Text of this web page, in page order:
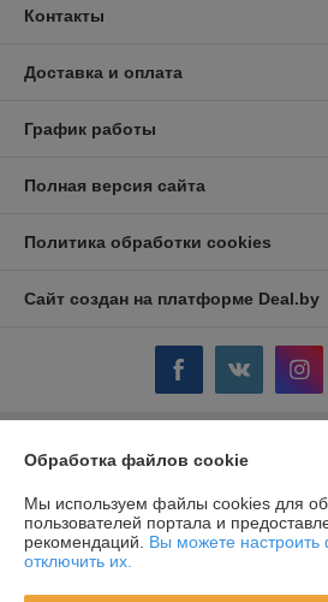
Контакты
Доставка и оплата
График работы
Полная версия сайта
Политика обработки cookies
Сайт создан на платформе Deal.by
Информация для покупателя
Юридическое лицо:ОДО "ГЛОРИЯ-КЛЮЧ" г.
Республика Беларусь, г. Жодино, ул.
Регистрационный номер ЕГР: 600238509
УНП: 600238509
Обработка файлов cookie
Мы используем файлы cookies для
пользователей портала и
рекомендаций. Вы можете
отключить их.